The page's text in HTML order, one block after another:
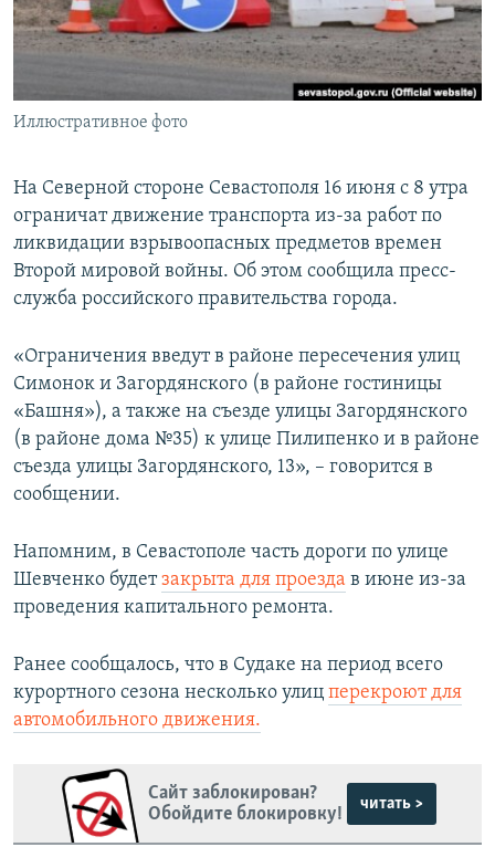
ПОБЕДИТЕЛЕЙ НЕ СУДЯТ?
КРЫМ.НЕПОКОРЕННЫЙ
УКРАИНСКАЯ ПРОБЛЕМА КРЫМА
ПРИСОЕДИНЯЙТЕСЬ!
Иллюстративное фото
На Северной стороне Севастополя 16 июня с 8 утра
ограничат движение транспорта из-за работ по
ликвидации взрывоопасных предметов времен
Второй мировой войны. Об этом сообщила пресс-
служба российского правительства города.
«Ограничения введут в районе пересечения улиц
Симонок и Загордянского (в районе гостиницы
«Башня»), а также на съезде улицы Загордянского
(в районе дома №35) к улице Пилипенко и в районе
съезда улицы Загордянского, 13», – говорится в
сообщении.
Напомним, в Севастополе часть дороги по улице
Шевченко будетзакрыта для проезда в июне из-за
проведения капитального ремонта.
Ранее сообщалось, что в Судаке на период всего
курортного сезона несколько улиц перекроют для
автомобильного движения.
Сайт заблокирован?
Обойдите блокировку!
читать >